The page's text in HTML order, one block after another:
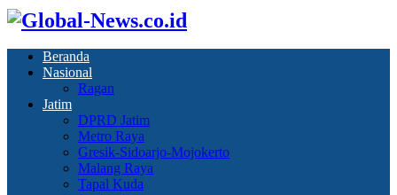
Beranda
Nasional
Ragan
Jatim
DPRD Jatim
Metro Raya
Gresik-Sidoarjo-Mojokerto
Malang Raya
Tapal Kuda